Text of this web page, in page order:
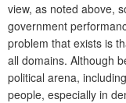
view, as noted above,
government
problem that exists is
all domains. Although
political arena,
people, especially in